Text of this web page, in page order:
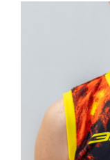
CEYBL
Po troch
basketbalovej
klubov v súťaži